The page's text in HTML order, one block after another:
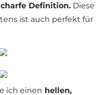
Definition. Diese
ist auch perfekt für
ich einen hellen,